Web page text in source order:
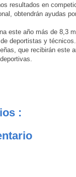
resultados en
obtendrán ayudas
este año más de 8,3
deportistas y
que recibirán este
: